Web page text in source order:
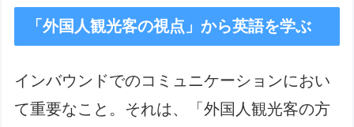
「外国人観光客の視点」から英語を学ぶ
インバウンドでのコミュニケーションにおい
て重要なこと。それは、「外国人観光客の方